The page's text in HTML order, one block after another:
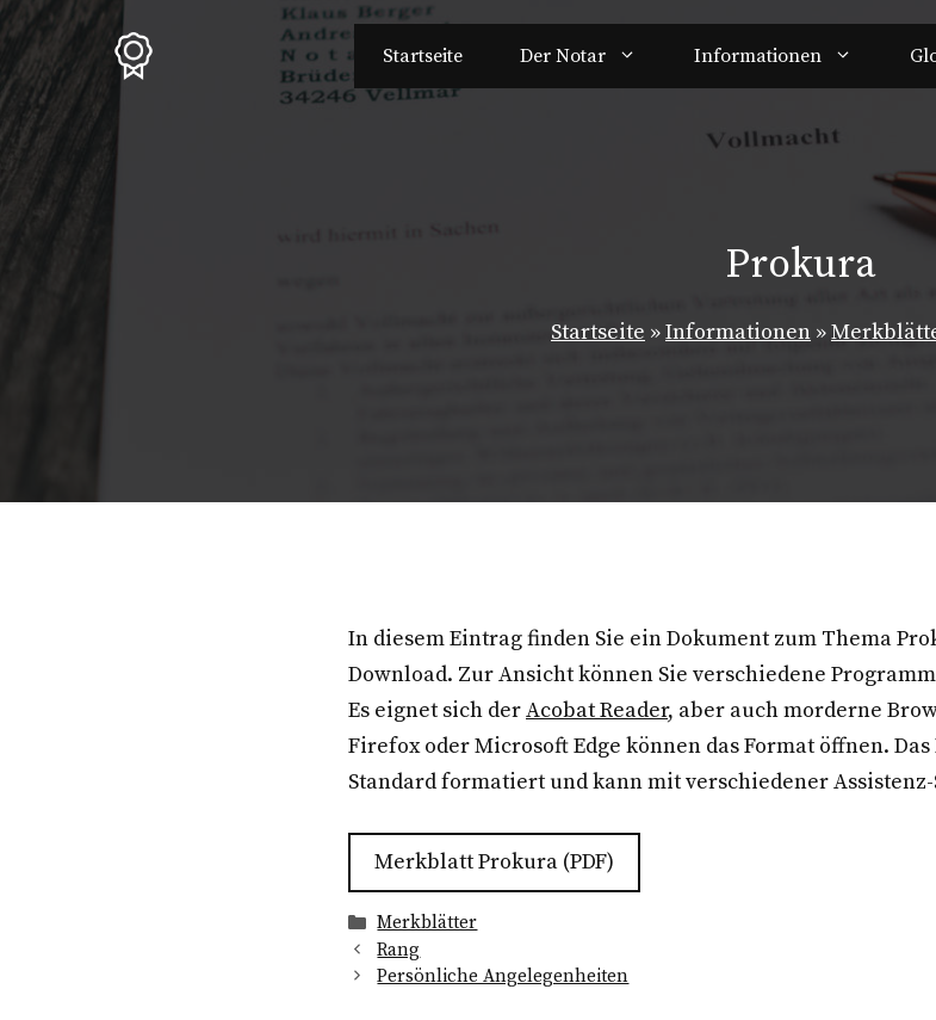
Zum
Inhalt
springen
Startseite Der Notar Informationen
Prokura
Startseite »Informationen »
In diesem Eintrag finden Sie ein Dokument zum Thema
Download. Zur Ansicht können Sie verschiedene
Es eignet sich derAcobat Reader, aber auch morderne
Firefox oder Microsoft Edge können das Format öffnen.
Standard formatiert und kann mit verschiedener
Merkblatt Prokura (PDF)
Kategorien
Merkblätter
Rang
Persönliche Angelegenheiten